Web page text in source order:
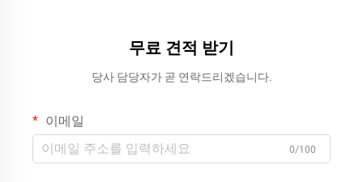
무료 견적 받기
당사 담당자가 곧 연락드리겠습니다.
이메일
0/100